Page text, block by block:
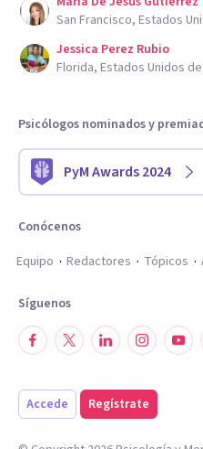
San Francisco, Estados
Jessica Perez Rubio
Florida, Estados Unidos
Psicólogos nominados y
PyM Awards 2024
Conócenos
Equipo
Redactores Tópicos
Síguenos
Accede Regístrate